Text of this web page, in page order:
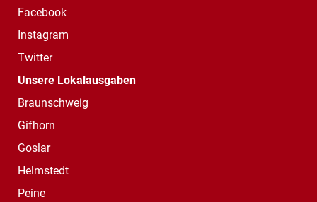
Facebook
Instagram
Twitter
Unsere Lokalausgaben
Braunschweig
Gifhorn
Goslar
Helmstedt
Peine